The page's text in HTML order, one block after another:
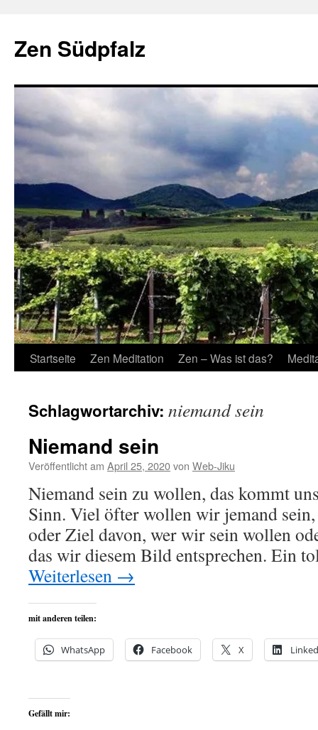
springen
Zen Südpfalz
Startseite Zen Meditation Zen – Was ist das?
Schlagwortarchiv: niemand sein
Niemand sein
Veröffentlicht am April 25, 2020von Web-Jiku
Niemand sein zu wollen, das kommt
Sinn. Viel öfter wollen wir jemand
oder Ziel davon, wer wir sein wollen
das wir diesem Bild entsprechen. Ein
Weiterlesen →
mit anderen teilen:
WhatsApp Facebook X
Gefällt mir: